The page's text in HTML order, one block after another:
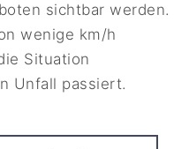
sichtbar werden.
wenige km/h
Situation
Unfall passiert.